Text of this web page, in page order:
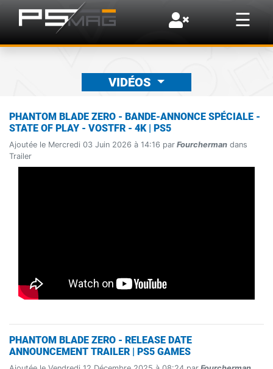
☰
×
VIDÉOS
PHANTOM BLADE ZERO - BANDE-ANNONCE SPÉCIALE -
STATE OF PLAY - VOSTFR - 4K | PS5
Ajoutée le Mercredi 03 Juin 2026 à 14:16 par Fourcherman dans
Trailer
PHANTOM BLADE ZERO - RELEASE DATE
ANNOUNCEMENT TRAILER | PS5 GAMES